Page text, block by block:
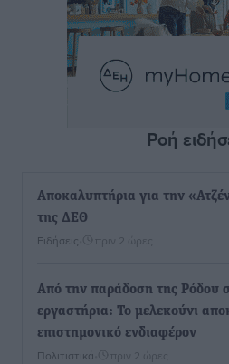
Ροή
Αποκαλυπτήρια για την
της ΔΕΘ
Ειδήσεις πριν 2 ώρες
Από την παράδοση της Ρόδου
εργαστήρια: Το μελεκούνι
επιστημονικό ενδιαφέρον
Πολιτιστικά πριν 2 ώρες